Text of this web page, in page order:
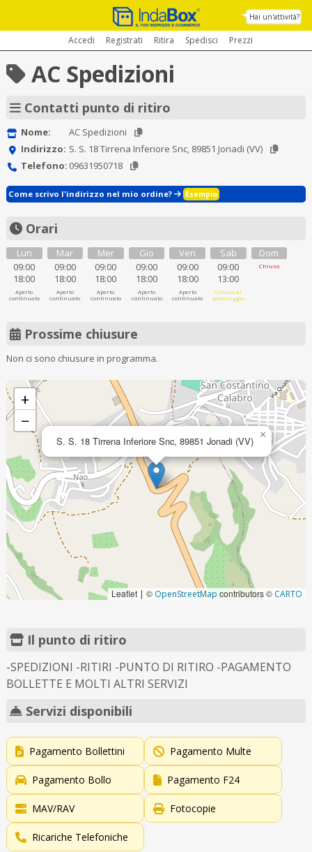
Hai un'attività?
Accedi Registrati Ritira Spedisci Prezzi
AC Spedizioni
Contatti punto di ritiro
Nome:
AC Spedizioni
Indirizzo: S. S. 18 Tirrena Inferiore Snc, 89851 Jonadi (VV)
Telefono: 09631950718
Come scrivo l'indirizzo nel mio ordine? Esempio
Orari
Lun
09:00
18:00
Aperto
continuato
Mar
09:00
18:00
Aperto
continuato
Mer
09:00
18:00
Aperto
continuato
Gio
09:00
18:00
Aperto
continuato
Ven
09:00
18:00
Aperto
continuato
Sab
09:00
13:00
Chiuso al
pomeriggio
Dom
Chiuso
Prossime chiusure
Non ci sono chiusure in programma.
S. S. 18 Tirrena Inferiore Snc, 89851 Jonadi (VV) ×
+
−
Leaflet | © OpenStreetMap contributors © CARTO
Il punto di ritiro
-SPEDIZIONI -RITIRI -PUNTO DI RITIRO -PAGAMENTO
BOLLETTE E MOLTI ALTRI SERVIZI
Servizi disponibili
Pagamento Bollettini Pagamento Multe
Pagamento Bollo Pagamento F24
MAV/RAV Fotocopie
Ricariche Telefoniche